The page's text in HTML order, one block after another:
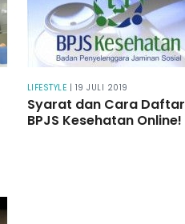
LIFESTYLE | 19 JULI 2019
Syarat dan Cara Daftar
BPJS Kesehatan Online!